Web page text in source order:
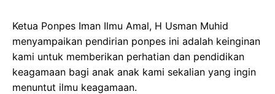
Ketua Ponpes Iman Ilmu Amal, H Usman Muhid
menyampaikan pendirian ponpes ini adalah keinginan
kami untuk memberikan perhatian dan pendidikan
keagamaan bagi anak anak kami sekalian yang ingin
menuntut ilmu keagamaan.